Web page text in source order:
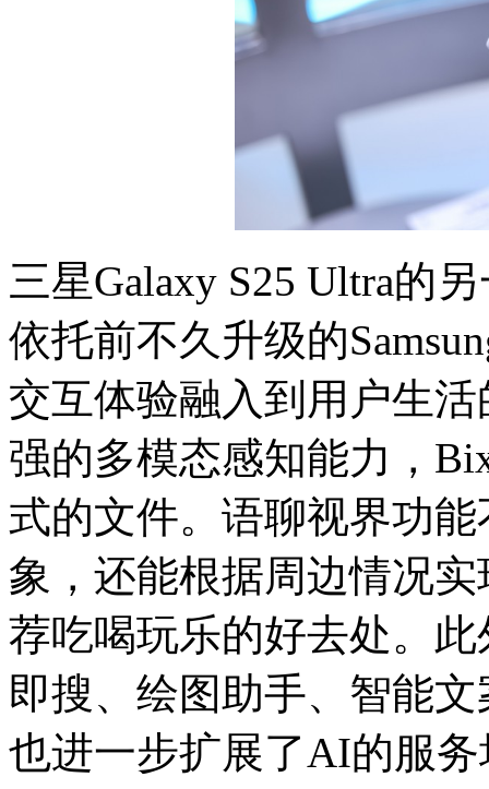
三星Galaxy S25 Ultra的
依托前不久升级的
交互体验融入到用户生
强的多模态感知能力，
式的文件。语聊视界功
象，还能根据周边情况
荐吃喝玩乐的好去处。
即搜、绘图助手、智能
也进一步扩展了AI的服